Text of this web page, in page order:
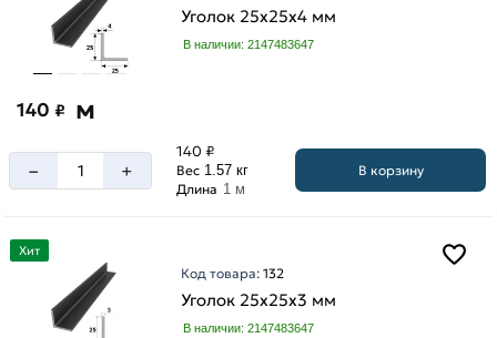
Уголок 25х25х4 мм
В наличии: 2147483647
140 ₽ м
– +
140 ₽
Вес 1.57 кг
Длина 1 м
В корзину
Хит
Код товара:132
Уголок 25х25х3 мм
В наличии: 2147483647